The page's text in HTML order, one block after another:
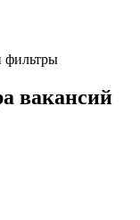
фильтры
вакансий